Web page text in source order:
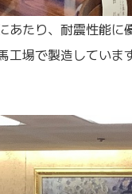
あたり、耐震性能に
工場で製造していま